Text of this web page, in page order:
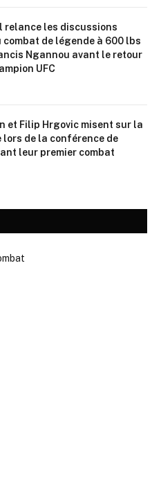
relance les discussions
combat de légende à 600 lbs
Ngannou avant le retour
UFC
et Filip Hrgovic misent sur la
de la conférence de
leur premier combat